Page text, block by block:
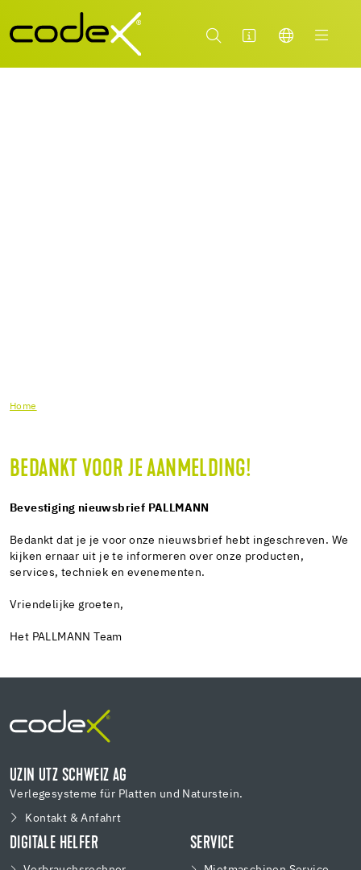
Home
BEDANKT VOOR JE AANMELDING!
Bevestiging nieuwsbrief PALLMANN
Bedankt dat je je voor onze nieuwsbrief hebt ingeschreven. We
kijken ernaar uit je te informeren over onze producten,
services, techniek en evenementen.
Vriendelijke groeten,
Het PALLMANN Team
UZIN UTZ SCHWEIZ AG
Verlegesysteme für Platten und Naturstein.
Kontakt & Anfahrt
DIGITALE HELFER SERVICE